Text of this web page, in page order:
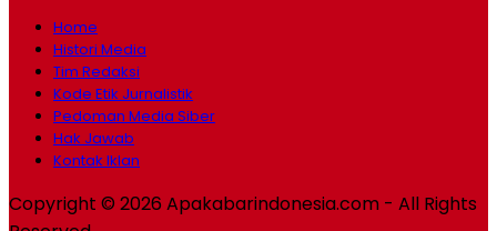
Home
Histori Media
Tim Redaksi
Kode Etik Jurnalistik
Pedoman Media Siber
Hak Jawab
Kontak Iklan
Copyright © 2026 Apakabarindonesia.com - All Rights